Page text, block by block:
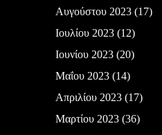
Αυγούστου 2023(17)
Ιουλίου 2023(12)
Ιουνίου 2023(20)
Μαΐου 2023(14)
Απριλίου 2023(17)
Μαρτίου 2023(36)